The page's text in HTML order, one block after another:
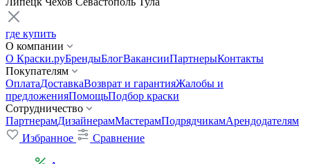
где купить
О компании
О Краски.руБрендыБлогВакансииПартнерыКонтакты
Покупателям
ОплатаДоставкаВозврат и гарантияЖалобы и
предложенияПомощьПодбор краски
Сотрудничество
ПартнерамДизайнерамМастерамПодрядчикамАрендодателям
Избранное
Сравнение